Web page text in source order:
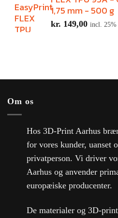
1,75 mm - 500 g
kr. 149,00 incl. 25%
Om os
Hos 3D-Print Aarhus
for vores kunder, uanset
privatperson. Vi driver
Aarhus og anvender
europæiske producenter.
De materialer og 3D-